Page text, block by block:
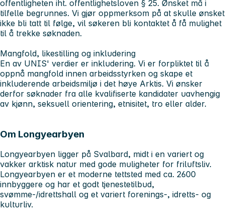
offentligheten iht. offentlighetsloven § 25. Ønsket må i
tilfelle begrunnes. Vi gjør oppmerksom på at skulle ønsket
ikke bli tatt til følge, vil søkeren bli kontaktet å få mulighet
til å trekke søknaden.
Mangfold, likestilling og inkludering
En av UNIS' verdier er inkludering. Vi er forpliktet til å
oppnå mangfold innen arbeidsstyrken og skape et
inkluderende arbeidsmiljø i det høye Arktis. Vi ønsker
derfor søknader fra alle kvalifiserte kandidater uavhengig
av kjønn, seksuell orientering, etnisitet, tro eller alder.
Om Longyearbyen
Longyearbyen ligger på Svalbard, midt i en variert og
vakker arktisk natur med gode muligheter for friluftsliv.
Longyearbyen er et moderne tettsted med ca. 2600
innbyggere og har et godt tjenestetilbud,
svømme-/idrettshall og et variert forenings-, idretts- og
kulturliv.